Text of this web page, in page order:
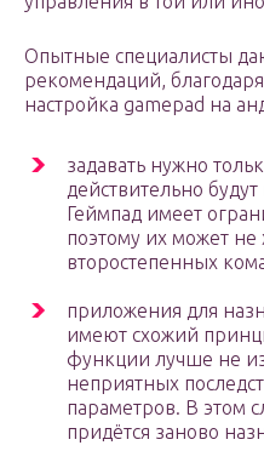
Опытные специалисты
рекомендаций,
настройка gamepad на
задавать нужно
действительно
Геймпад имеет
поэтому их может не
второстепенных
приложения для
имеют схожий
функции лучше не
неприятных
параметров. В этом
придётся заново